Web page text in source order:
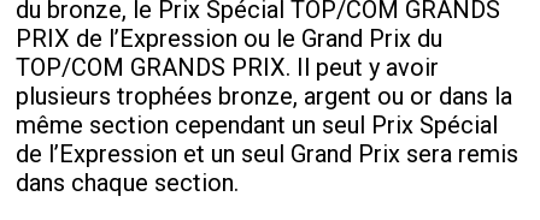
du bronze, le Prix Spécial TOP/COM GRANDS
PRIX de l’Expression ou le Grand Prix du
TOP/COM GRANDS PRIX. Il peut y avoir
plusieurs trophées bronze, argent ou or dans la
même section cependant un seul Prix Spécial
de l’Expression et un seul Grand Prix sera remis
dans chaque section.